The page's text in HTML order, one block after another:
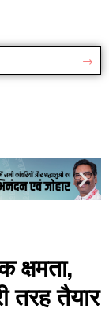
क्षमता,
तरह तैयार